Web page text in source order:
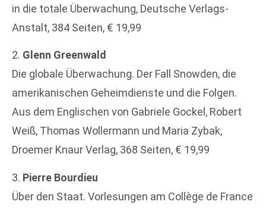
in die totale Überwachung, Deutsche Verlags-
Anstalt, 384 Seiten, € 19,99
2. Glenn Greenwald
Die globale Überwachung. Der Fall Snowden, die
amerikanischen Geheimdienste und die Folgen.
Aus dem Englischen von Gabriele Gockel, Robert
Weiß, Thomas Wollermann und Maria Zybak,
Droemer Knaur Verlag, 368 Seiten, € 19,99
3. Pierre Bourdieu
Über den Staat. Vorlesungen am Collège de France